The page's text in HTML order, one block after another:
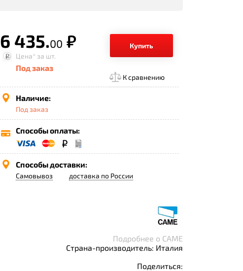
6 435.00 р.
Купить
Цена* за шт.
Под заказ
К сравнению
Наличие:
Под заказ
Способы оплаты:
Способы доставки:
Самовывоз доставка по России
Подробнее о CAME
Страна-производитель: Италия
Поделиться: